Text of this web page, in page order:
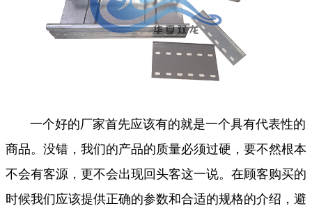
一个好的厂家首先应该有的就是一个具有代表性的
商品。没错，我们的产品的质量必须过硬，要不然根本
不会有客源，更不会出现回头客这一说。在顾客购买的
时候我们应该提供正确的参数和合适的规格的介绍，避